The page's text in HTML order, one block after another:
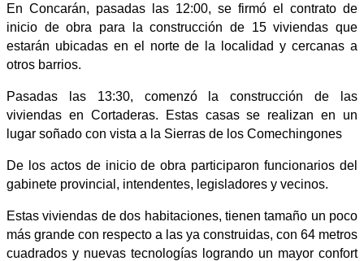
En Concarán, pasadas las 12:00, se firmó el contrato de
inicio de obra para la construcción de 15 viviendas que
estarán ubicadas en el norte de la localidad y cercanas a
otros barrios.
Pasadas las 13:30, comenzó la construcción de las
viviendas en Cortaderas. Estas casas se realizan en un
lugar soñado con vista a la Sierras de los Comechingones
De los actos de inicio de obra participaron funcionarios del
gabinete provincial, intendentes, legisladores y vecinos.
Estas viviendas de dos habitaciones, tienen tamaño un poco
más grande con respecto a las ya construidas, con 64 metros
cuadrados y nuevas tecnologías logrando un mayor confort